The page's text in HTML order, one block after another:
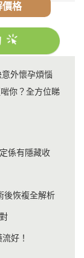
價格
外懷孕煩惱
你？全方位睇
係有隱藏收
後恢複全解析
好！